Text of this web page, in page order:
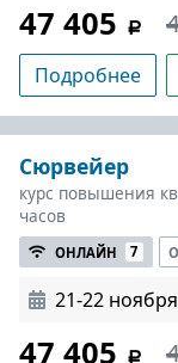
47 405
Подробнее
Сюрвейер
курс повышения
часов
ОНЛАЙН 7
21-22
47 405